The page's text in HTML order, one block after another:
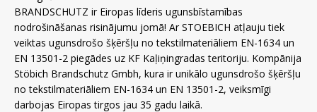
BRANDSCHUTZ ir Eiropas līderis ugunsbīstamības
nodrošināšanas risinājumu jomā! Ar STOEBICH atļauju tiek
veiktas ugunsdrošo šķēršļu no tekstilmateriāliem EN-1634 un
EN 13501-2 piegādes uz KF Kaļiņingradas teritoriju. Kompānija
Stöbich Brandschutz Gmbh, kura ir unikālo ugunsdrošo šķēršļu
no tekstilmateriāliem EN-1634 un EN 13501-2, veiksmīgi
darbojas Eiropas tirgos jau 35 gadu laikā.